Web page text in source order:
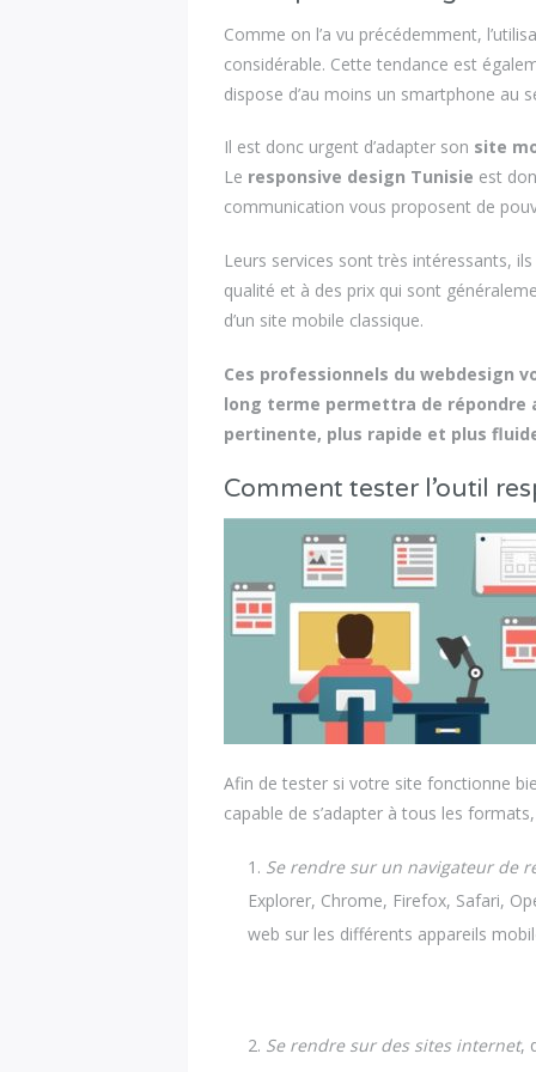
Comme on l’a vu précédemment,
considérable. Cette tendance est
dispose d’au moins un smartphone au
Il est donc urgent d’adapter son site
Le responsive design Tunisie est
communication vous proposent de
Leurs services sont très intéressants,
qualité et à des prix qui sont
d’un site mobile classique.
Ces professionnels du webdesign
long terme permettra de répondre
pertinente, plus rapide et plus
Comment tester l’outil
Afin de tester si votre site fonctionne
capable de s’adapter à tous les
Se rendre sur un navigateur de
Explorer, Chrome, Firefox, Safari,
web sur les différents appareils
Se rendre sur des sites internet,